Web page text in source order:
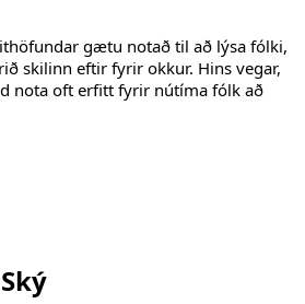
gætu notað til að lýsa fólki,
skilinn eftir fyrir okkur. Hins vegar,
nota oft erfitt fyrir nútíma fólk að